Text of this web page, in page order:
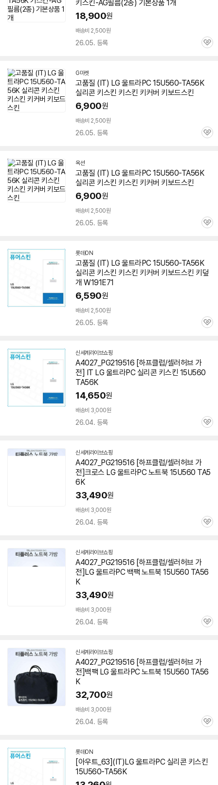
키스킨-AG필름(2종) 기본상품 1개
18,900원
배송비 2,500원
26.05. 등록
관
G마켓
고품질 (IT) LG 울트라PC15U560-TA56K
실리콘 키스킨 키스킨 키커버 키보드스킨
6,900원
배송비 2,500원
26.05. 등록
관
옥션
고품질 (IT) LG 울트라PC15U560-TA56K
실리콘 키스킨 키스킨 키커버 키보드스킨
6,900원
배송비 2,500원
26.05. 등록
관
롯데ON
고품질 (IT) LG 울트라PC15U560-TA56K
실리콘 키스킨 키스킨 키커버 키보드스킨 키덮
개 W191E71
6,590원
배송비 2,500원
26.05. 등록
관
신세계라이브쇼핑
A4027_PG219516 [하프클럽/셀러허브 가
전] IT LG 울트라PC 실리콘 키스킨 15U560
TA56K
14,650원
배송비 3,000원
26.04. 등록
관
신세계라이브쇼핑
A4027_PG219516 [하프클럽/셀러허브 가
전]크로스 LG 울트라PC 노트북 15U560 TA5
6K
33,490원
배송비 3,000원
26.04. 등록
관
신세계라이브쇼핑
A4027_PG219516 [하프클럽/셀러허브 가
전]LG 울트라PC 백팩 노트북 15U560 TA56
K
33,490원
배송비 3,000원
26.04. 등록
관
신세계라이브쇼핑
A4027_PG219516 [하프클럽/셀러허브 가
전]백팩 LG 울트라PC 노트북 15U560 TA56
K
32,700원
배송비 3,000원
26.04. 등록
관
롯데ON
[아우트_63](IT)LG 울트라PC 실리콘 키스킨
15U560-TA56K